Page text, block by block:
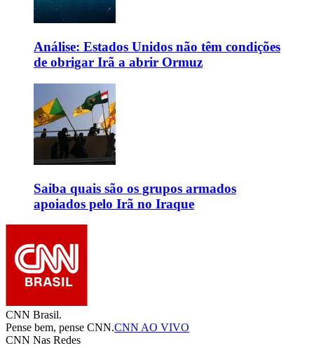
Análise: Estados Unidos não têm condições
de obrigar Irã a abrir Ormuz
Saiba quais são os grupos armados
apoiados pelo Irã no Iraque
CNN Brasil.
Pense bem, pense CNN.CNN AO VIVO
CNN Nas Redes